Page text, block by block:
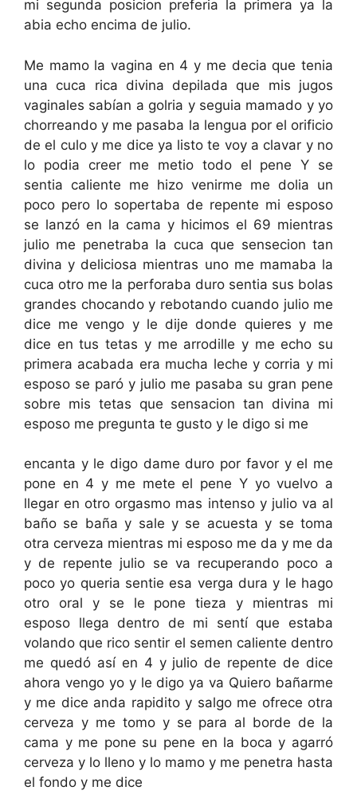
mi segunda posicion preferia la primera ya la
abia echo encima de julio.
Me mamo la vagina en 4 y me decia que tenia
una cuca rica divina depilada que mis jugos
vaginales sabían a golria y seguia mamado y yo
chorreando y me pasaba la lengua por el orificio
de el culo y me dice ya listo te voy a clavar y no
lo podia creer me metio todo el pene Y se
sentia caliente me hizo venirme me dolia un
poco pero lo sopertaba de repente mi esposo
se lanzó en la cama y hicimos el 69 mientras
julio me penetraba la cuca que sensecion tan
divina y deliciosa mientras uno me mamaba la
cuca otro me la perforaba duro sentia sus bolas
grandes chocando y rebotando cuando julio me
dice me vengo y le dije donde quieres y me
dice en tus tetas y me arrodille y me echo su
primera acabada era mucha leche y corria y mi
esposo se paró y julio me pasaba su gran pene
sobre mis tetas que sensacion tan divina mi
esposo me pregunta te gusto y le digo si me
encanta y le digo dame duro por favor y el me
pone en 4 y me mete el pene Y yo vuelvo a
llegar en otro orgasmo mas intenso y julio va al
baño se baña y sale y se acuesta y se toma
otra cerveza mientras mi esposo me da y me da
y de repente julio se va recuperando poco a
poco yo queria sentie esa verga dura y le hago
otro oral y se le pone tieza y mientras mi
esposo llega dentro de mi sentí que estaba
volando que rico sentir el semen caliente dentro
me quedó así en 4 y julio de repente de dice
ahora vengo yo y le digo ya va Quiero bañarme
y me dice anda rapidito y salgo me ofrece otra
cerveza y me tomo y se para al borde de la
cama y me pone su pene en la boca y agarró
cerveza y lo lleno y lo mamo y me penetra hasta
el fondo y me dice